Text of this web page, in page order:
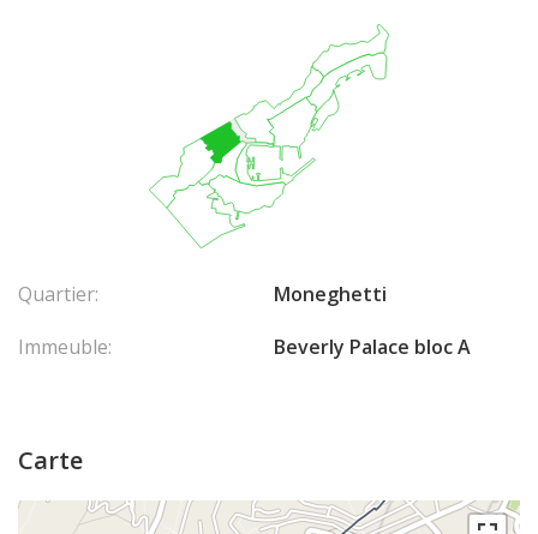
Quartier:
Moneghetti
Immeuble:
Beverly Palace bloc A
Carte